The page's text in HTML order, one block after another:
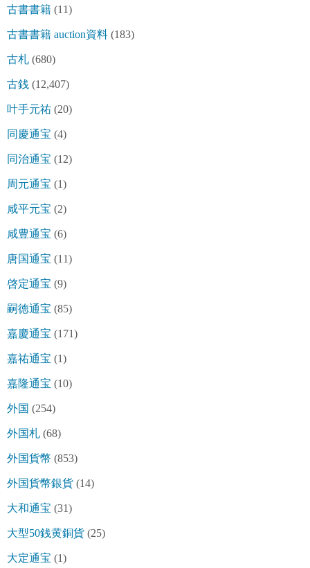
古書書籍 (11)
古書書籍 auction資料 (183)
古札 (680)
古銭 (12,407)
叶手元祐 (20)
同慶通宝 (4)
同治通宝 (12)
周元通宝 (1)
咸平元宝 (2)
咸豊通宝 (6)
唐国通宝 (11)
啓定通宝 (9)
嗣徳通宝 (85)
嘉慶通宝 (171)
嘉祐通宝 (1)
嘉隆通宝 (10)
外国 (254)
外国札 (68)
外国貨幣 (853)
外国貨幣銀貨 (14)
大和通宝 (31)
大型50銭黄銅貨 (25)
大定通宝 (1)